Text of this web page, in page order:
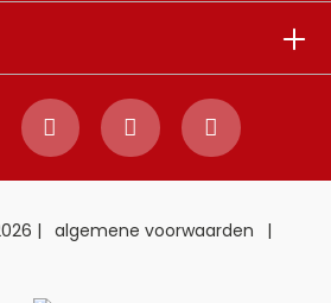
| algemene voorwaarden
|